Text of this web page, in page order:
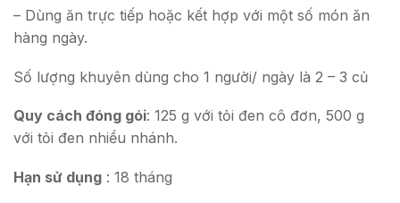
– Dùng ăn trực tiếp hoặc kết hợp với một số món ăn
hàng ngày.
Số lượng khuyên dùng cho 1 người/ ngày là 2 – 3 củ
Quy cách đóng gói: 125 g với tỏi đen cô đơn, 500 g
với tỏi đen nhiều nhánh.
Hạn sử dụng : 18 tháng